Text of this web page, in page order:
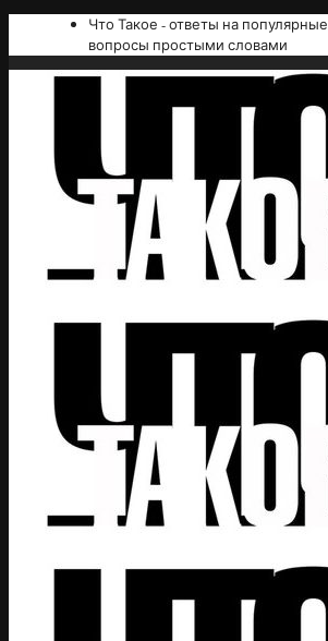
Что Такое - ответы на популярные
вопросы простыми словами